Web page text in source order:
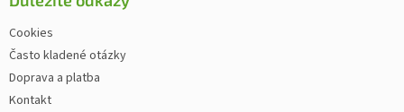
Cookies
Často kladené otázky
Doprava a platba
Kontakt